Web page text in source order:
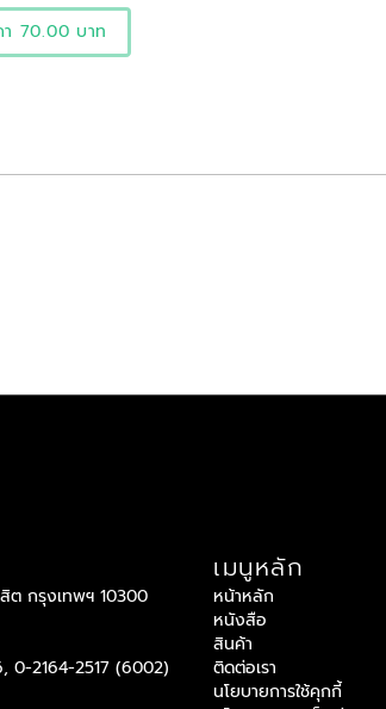
า 70.00 บาท
ต กรุงเทพฯ 10300
0-2164-2517 (6002)
เมนูหลัก
หน้าหลัก
หนังสือ
สินค้า
ติดต่อเรา
นโยบายการใช้คุกกี้